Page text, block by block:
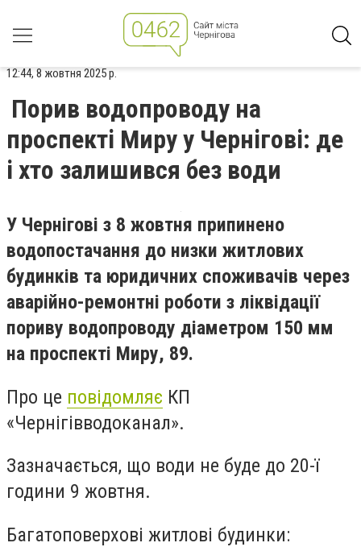
12:44, 8 жовтня 2025 р.
Порив водопроводу на
проспекті Миру у Чернігові: де
і хто залишився без води
У Чернігові з 8 жовтня припинено
водопостачання до низки житлових
будинків та юридичних споживачів через
аварійно-ремонтні роботи з ліквідації
пориву водопроводу діаметром 150 мм
на проспекті Миру, 89.
Про це повідомляє КП
«Чернігівводоканал».
Зазначається, що води не буде до 20-ї
години 9 жовтня.
Багатоповерхові житлові будинки: